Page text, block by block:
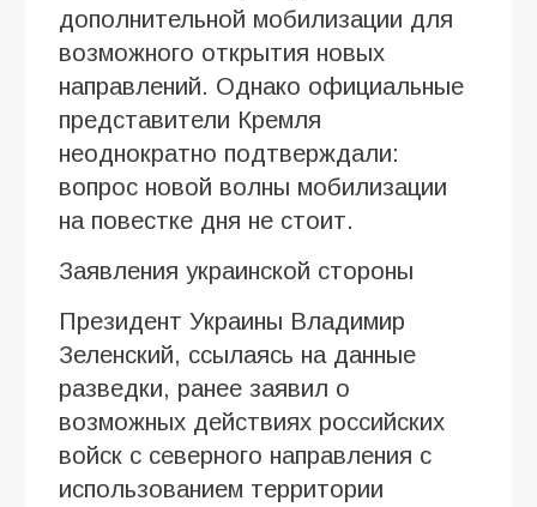
дополнительной мобилизации для
возможного открытия новых
направлений. Однако официальные
представители Кремля
неоднократно подтверждали:
вопрос новой волны мобилизации
на повестке дня не стоит.
Заявления украинской стороны
Президент Украины Владимир
Зеленский, ссылаясь на данные
разведки, ранее заявил о
возможных действиях российских
войск с северного направления с
использованием территории